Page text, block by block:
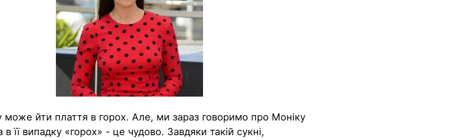
йти плаття в горох. Але, ми зараз говоримо про Моніку
в її випадку «горох» - це чудово. Завдяки такій сукні,